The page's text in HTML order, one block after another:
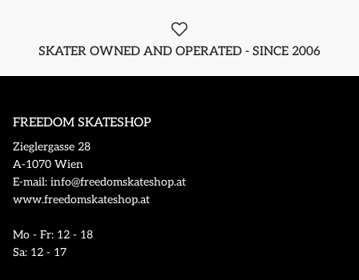
SKATER OWNED AND OPERATED - SINCE 2006
FREEDOM SKATESHOP
Zieglergasse 28
A-1070 Wien
E-mail: info@freedomskateshop.at
www.freedomskateshop.at
Mo - Fr: 12 - 18
Sa: 12 - 17